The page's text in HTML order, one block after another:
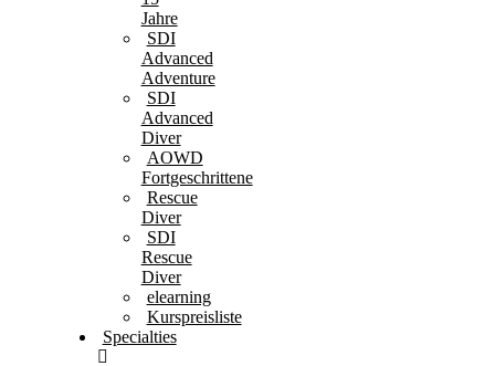
Jahre
SDI
Advanced
Adventure
SDI
Advanced
Diver
AOWD
Fortgeschrittene
Rescue
Diver
SDI
Rescue
Diver
elearning
Kurspreisliste
Specialties